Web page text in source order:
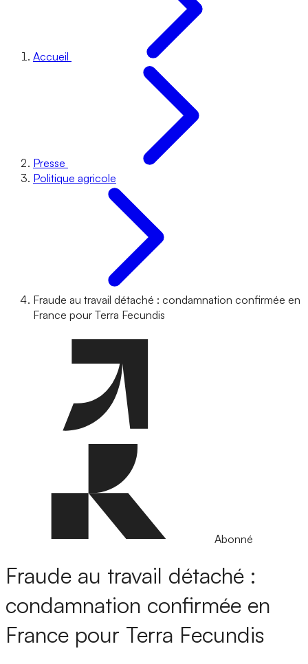
Accueil
Presse
Politique agricole
Fraude au travail détaché : condamnation confirmée en
France pour Terra Fecundis
Abonné
Fraude au travail détaché :
condamnation confirmée en
France pour Terra Fecundis